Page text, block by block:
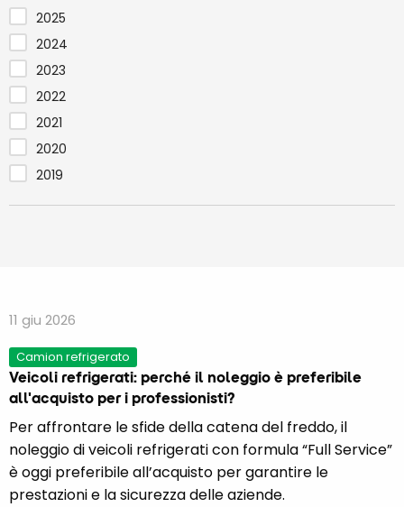
2025
2024
2023
2022
2021
2020
2019
11 giu 2026
Camion refrigerato
Veicoli refrigerati: perché il noleggio è preferibile
all'acquisto per i professionisti?
Per affrontare le sfide della catena del freddo, il
noleggio di veicoli refrigerati con formula “Full Service”
è oggi preferibile all’acquisto per garantire le
prestazioni e la sicurezza delle aziende.